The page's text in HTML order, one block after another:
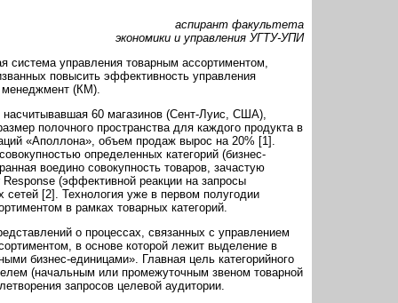
аспирант факультета
экономики и управления УГТУ-УПИ
управления товарным ассортиментом,
повысить эффективность управления
менеджмент (КМ).
насчитывавшая 60 магазинов (Сент-Луис, США),
полочного пространства для каждого продукта в
«Аполлона», объем продаж вырос на 20% [1].
определенных категорий (бизнес-
воедино совокупность товаров, зачастую
(эффективной реакции на запросы
сетей [2]. Технология уже в первом полугодии
в рамках товарных категорий.
о процессах, связанных с управлением
в основе которой лежит выделение в
бизнес-единицами». Главная цель категорийного
(начальным или промежуточным звеном товарной
запросов целевой аудитории.